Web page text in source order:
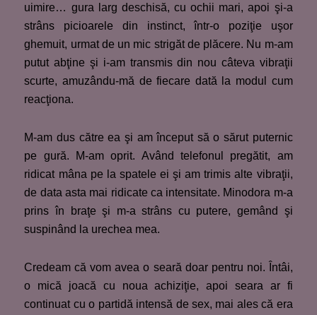
uimire… gura larg deschisă, cu ochii mari, apoi şi-a
strâns picioarele din instinct, într-o poziţie uşor
ghemuit, urmat de un mic strigăt de plăcere. Nu m-am
putut abţine şi i-am transmis din nou câteva vibraţii
scurte, amuzându-mă de fiecare dată la modul cum
reacţiona.
M-am dus către ea şi am început să o sărut puternic
pe gură. M-am oprit. Având telefonul pregătit, am
ridicat mâna pe la spatele ei şi am trimis alte vibraţii,
de data asta mai ridicate ca intensitate. Minodora m-a
prins în braţe şi m-a strâns cu putere, gemând şi
suspinând la urechea mea.
Credeam că vom avea o seară doar pentru noi. Întâi,
o mică joacă cu noua achiziţie, apoi seara ar fi
continuat cu o partidă intensă de sex, mai ales că era